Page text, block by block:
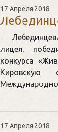
17 Апреля 2018
лицея,
конкурса
Кировскую
17 Апреля 2018